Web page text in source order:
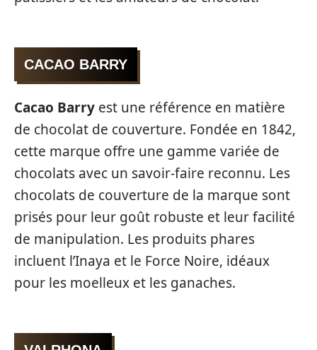
CACAO BARRY
Cacao Barry est une référence en matière
de chocolat de couverture. Fondée en 1842,
cette marque offre une gamme variée de
chocolats avec un savoir-faire reconnu. Les
chocolats de couverture de la marque sont
prisés pour leur goût robuste et leur facilité
de manipulation. Les produits phares
incluent l’Inaya et le Force Noire, idéaux
pour les moelleux et les ganaches.